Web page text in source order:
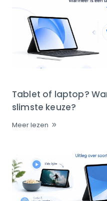
Tablet of laptop?
slimste keuze?
Meer lezen